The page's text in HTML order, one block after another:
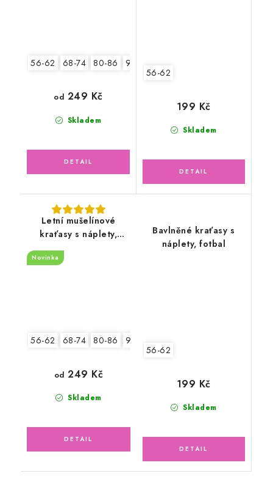
56-62 68-74 80-86 92-98
Skladem
od 249 Kč
56-62
Skladem
199 Kč
Letní mušelínové
kraťasy s náplety,
Novinka
56-62 68-74 80-86 92-98
Skladem
od 249 Kč
Bavlněné kraťasy s
náplety, fotbal
56-62
Skladem
199 Kč